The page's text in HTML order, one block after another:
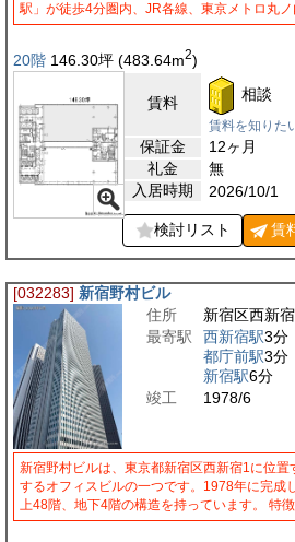
駅」が徒歩4分圏内、JR各線、東京メトロ丸
20階 146.30坪 (483.64m2)
賃料 相談
賃料を知りた
保証金
12ヶ月
礼金
無
入居時期
2026/10/1
検討リスト 賃
[032283] 新宿野村ビル
住所
新宿区西新
最寄駅
西新宿駅3分
都庁前駅3分
新宿駅6分
竣工
1978/6
新宿野村ビルは、東京都新宿区西新宿1に位
するオフィスビルの一つです。1978年に完成
上48階、地下4階の構造を持っています。 特